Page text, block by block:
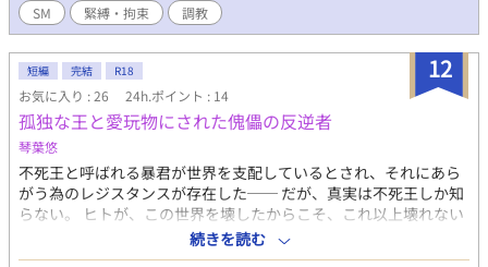
SM
緊縛・拘束 調教
12
短編 完結 R18
お気に入り : 26 24h.ポイント : 14
孤独な王と愛玩物にされた傀儡の反逆者
琴葉悠
不死王と呼ばれる暴君が世界を支配しているとされ、それにあら
がう為のレジスタンスが存在した── だが、真実は不死王しか知
らない。 ヒトが、この世界を壊したからこそ、これ以上壊れない
ように統制と圧政を行っている事を── ある日、不死王は再会を
果たす、思考を染められた悲しき子と──
続きを読む